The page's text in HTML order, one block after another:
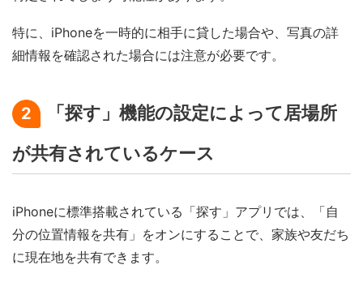
特に、iPhoneを一時的に相手に貸した場合や、写真の詳
細情報を確認された場合には注意が必要です。
2
「探す」機能の設定によって居場所
が共有されているケース
iPhoneに標準搭載されている「探す」アプリでは、「自
分の位置情報を共有」をオンにすることで、家族や友だち
に現在地を共有できます。